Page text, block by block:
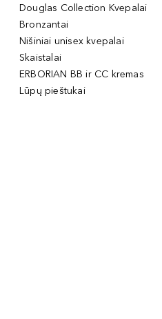
Douglas Collection Kvepalai
Bronzantai
Nišiniai unisex kvepalai
Skaistalai
ERBORIAN BB ir CC kremas
Lūpų pieštukai